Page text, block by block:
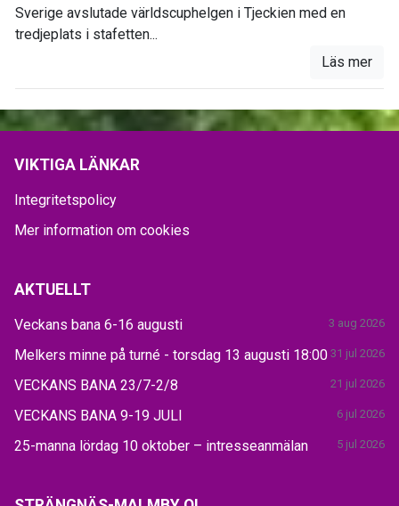
Sverige avslutade världscuphelgen i Tjeckien med en
tredjeplats i stafetten...
Läs mer
VIKTIGA LÄNKAR
Integritetspolicy
Mer information om cookies
AKTUELLT
Veckans bana 6-16 augusti 3 aug 2026
Melkers minne på turné - torsdag 13 augusti 18:00 31 jul 2026
VECKANS BANA 23/7-2/8 21 jul 2026
VECKANS BANA 9-19 JULI 6 jul 2026
25-manna lördag 10 oktober – intresseanmälan 5 jul 2026